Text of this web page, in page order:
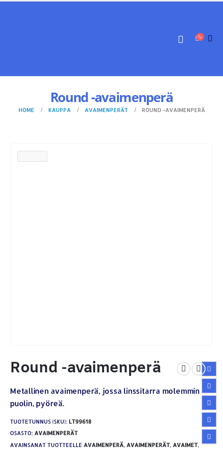
Round -avaimenperä
HOME KAUPPA AVAIMENPERÄT ROUND -AVAIMENPERÄ
Round -avaimenperä
Metallinen avaimenperä, jossa linssitarra molemmin
puolin, pyöreä.
TUOTETUNNUS (SKU): LT99618
OSASTO: AVAIMENPERÄT
AVAINSANAT TUOTTEELLE AVAIMENPERÄ, AVAIMENPERÄT, AVAIMET,